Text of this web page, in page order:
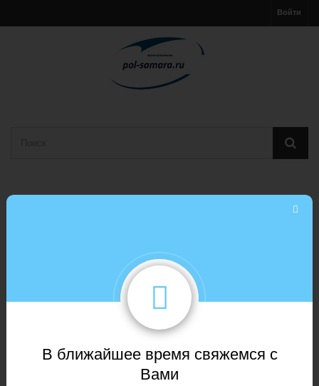
В ближайшее время свяжемся с
Вами
Войти
ПВХ плитка /виниловая/LVT